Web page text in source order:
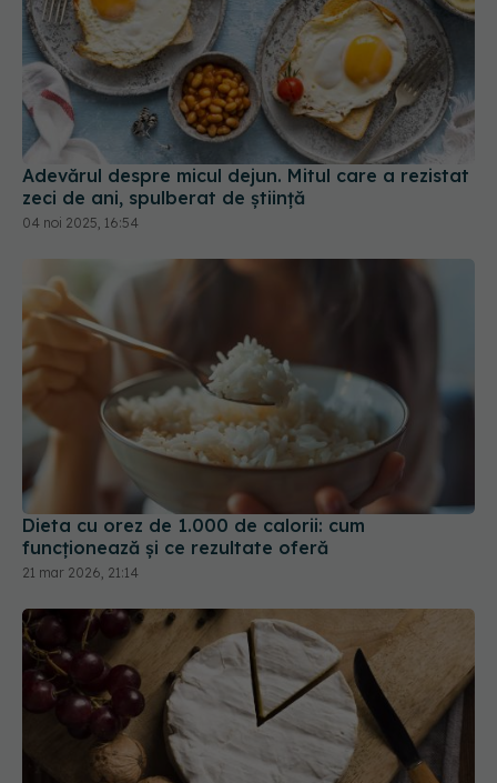
Adevărul despre micul dejun. Mitul care a rezistat
zeci de ani, spulberat de știință
04 noi 2025, 16:54
Dieta cu orez de 1.000 de calorii: cum
funcționează și ce rezultate oferă
21 mar 2026, 21:14